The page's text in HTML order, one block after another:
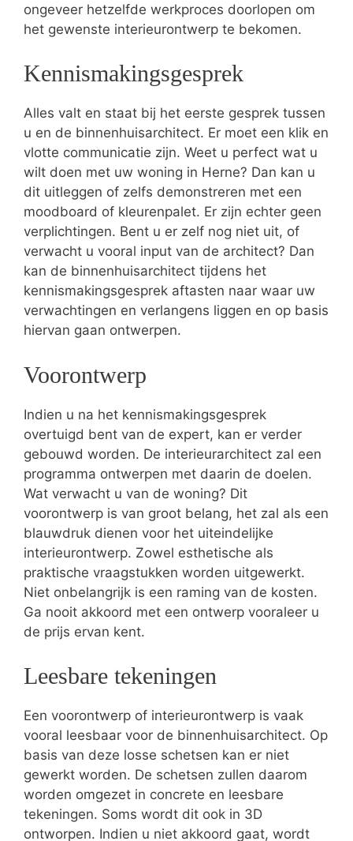
ongeveer hetzelfde werkproces doorlopen om
het gewenste interieurontwerp te bekomen.
Kennismakingsgesprek
Alles valt en staat bij het eerste gesprek tussen
u en de binnenhuisarchitect. Er moet een klik en
vlotte communicatie zijn. Weet u perfect wat u
wilt doen met uw woning in Herne? Dan kan u
dit uitleggen of zelfs demonstreren met een
moodboard of kleurenpalet. Er zijn echter geen
verplichtingen. Bent u er zelf nog niet uit, of
verwacht u vooral input van de architect? Dan
kan de binnenhuisarchitect tijdens het
kennismakingsgesprek aftasten naar waar uw
verwachtingen en verlangens liggen en op basis
hiervan gaan ontwerpen.
Voorontwerp
Indien u na het kennismakingsgesprek
overtuigd bent van de expert, kan er verder
gebouwd worden. De interieurarchitect zal een
programma ontwerpen met daarin de doelen.
Wat verwacht u van de woning? Dit
voorontwerp is van groot belang, het zal als een
blauwdruk dienen voor het uiteindelijke
interieurontwerp. Zowel esthetische als
praktische vraagstukken worden uitgewerkt.
Niet onbelangrijk is een raming van de kosten.
Ga nooit akkoord met een ontwerp vooraleer u
de prijs ervan kent.
Leesbare tekeningen
Een voorontwerp of interieurontwerp is vaak
vooral leesbaar voor de binnenhuisarchitect. Op
basis van deze losse schetsen kan er niet
gewerkt worden. De schetsen zullen daarom
worden omgezet in concrete en leesbare
tekeningen. Soms wordt dit ook in 3D
ontworpen. Indien u niet akkoord gaat, wordt